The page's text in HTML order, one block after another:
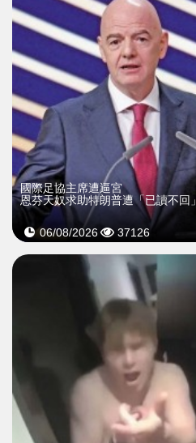
國際足協主席遭逼宮
恩芬天奴求助特朗普遭「已讀不回」
06/08/2026 37126